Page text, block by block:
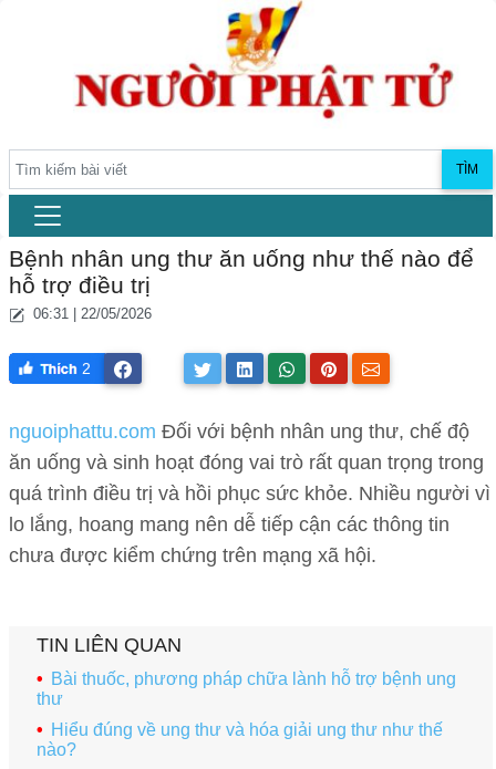
TÌM
Bệnh nhân ung thư ăn uống như thế nào để
hỗ trợ điều trị
06:31 | 22/05/2026
2
nguoiphattu.com Đối với bệnh nhân ung thư, chế độ
ăn uống và sinh hoạt đóng vai trò rất quan trọng trong
quá trình điều trị và hồi phục sức khỏe. Nhiều người vì
lo lắng, hoang mang nên dễ tiếp cận các thông tin
chưa được kiểm chứng trên mạng xã hội.
TIN LIÊN QUAN
Bài thuốc, phương pháp chữa lành hỗ trợ bệnh ung
thư
Hiểu đúng về ung thư và hóa giải ung thư như thế
nào?